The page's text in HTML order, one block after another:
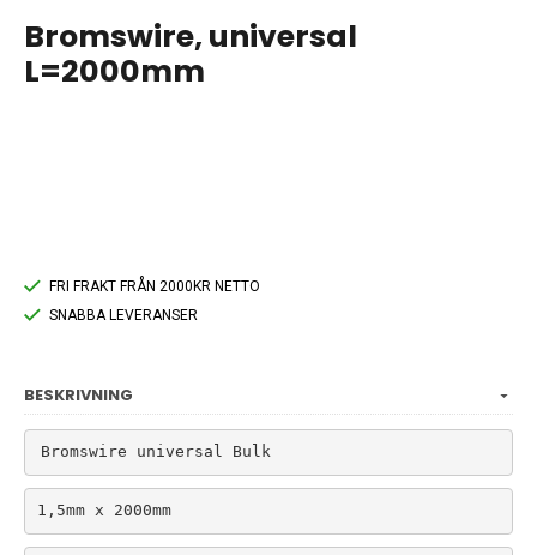
Bromswire, universal
L=2000mm
FRI FRAKT FRÅN 2000KR NETTO
SNABBA LEVERANSER
BESKRIVNING
Bromswire universal Bulk
1,5mm x 2000mm